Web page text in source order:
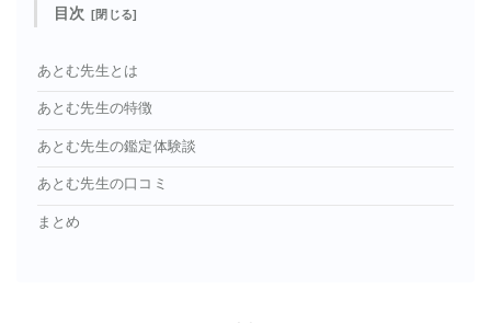
目次
あとむ先生とは
あとむ先生の特徴
あとむ先生の鑑定体験談
あとむ先生の口コミ
まとめ